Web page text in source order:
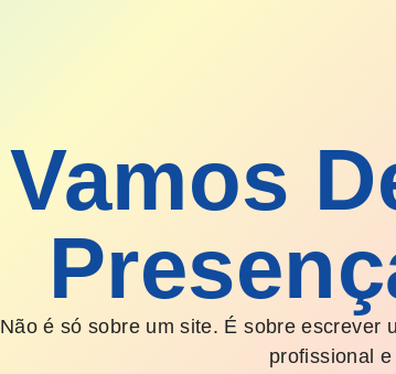
Vamos
Não é só sobre um site. É sobre
profissional